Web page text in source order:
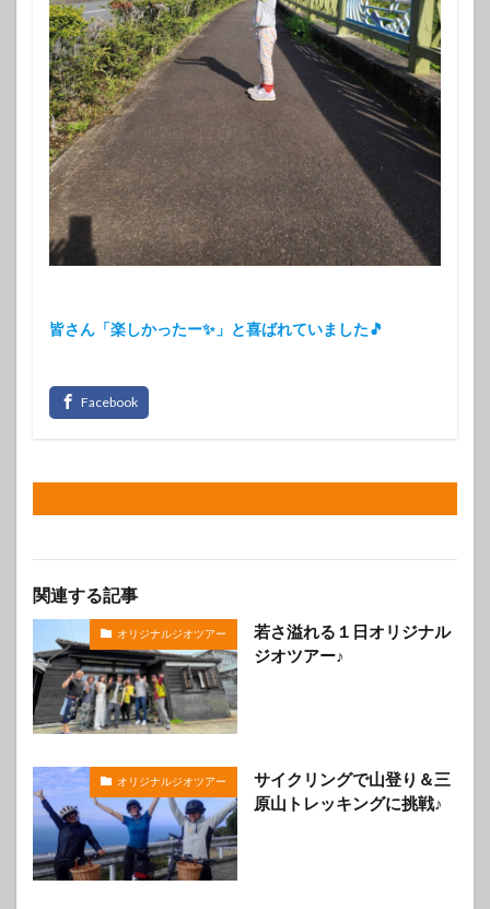
皆さん「楽しかったー✨」と喜ばれていました🎵
関連する記事
オリジナルジオツアー
若さ溢れる１日オリジナル
ジオツアー♪
オリジナルジオツアー
サイクリングで山登り＆三
原山トレッキングに挑戦♪